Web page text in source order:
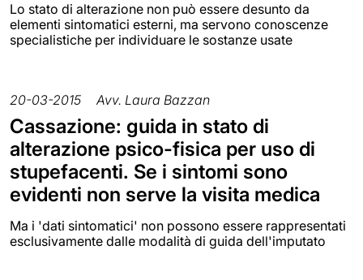
Lo stato di alterazione non può essere desunto da
elementi sintomatici esterni, ma servono conoscenze
specialistiche per individuare le sostanze usate
20-03-2015 Avv. Laura Bazzan
Cassazione: guida in stato di
alterazione psico-fisica per uso di
stupefacenti. Se i sintomi sono
evidenti non serve la visita medica
Ma i 'dati sintomatici' non possono essere rappresentati
esclusivamente dalle modalità di guida dell'imputato